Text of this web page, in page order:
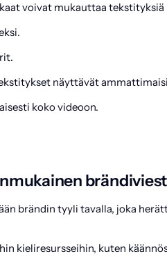
voivat mukauttaa tekstityksiä
näyttävät
koko videoon.
brändin tyyli tavalla, joka
kieliresursseihin, kuten